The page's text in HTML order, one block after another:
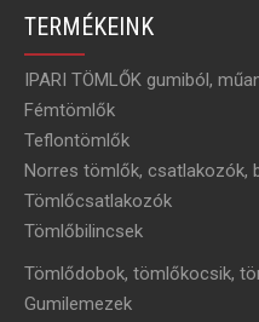
TERMÉKEINK
IPARI TÖMLŐK gumiból,
Fémtömlők
Teflontömlők
Norres tömlők, csatlakozók,
Tömlőcsatlakozók
Tömlőbilincsek
Tömlődobok, tömlőkocsik,
Gumilemezek